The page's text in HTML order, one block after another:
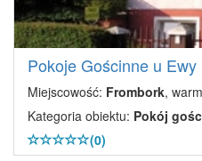
Pokoje Gościnne u Ewy
Miejscowość: Frombork,
Kategoria obiektu: Pokój
(0)